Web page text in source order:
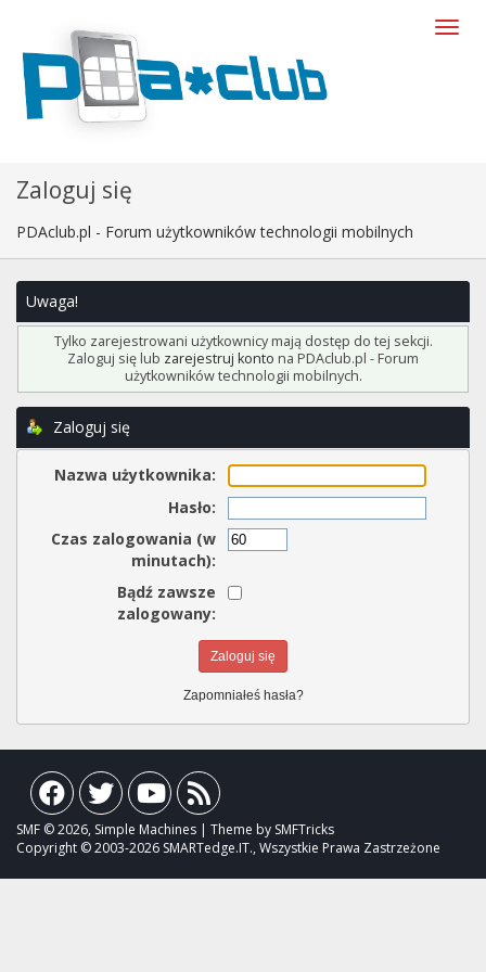
Zaloguj się
PDAclub.pl - Forum użytkowników technologii mobilnych
Uwaga!
Tylko zarejestrowani użytkownicy mają dostęp do tej sekcji.
Zaloguj się lub zarejestruj konto na PDAclub.pl - Forum
użytkowników technologii mobilnych.
Zaloguj się
Nazwa użytkownika:
Hasło:
Czas zalogowania (w
minutach):
Bądź zawsze
zalogowany:
Zapomniałeś hasła?
SMF © 2026, Simple Machines | Theme by SMFTricks
Copyright © 2003-2026 SMARTedge.IT., Wszystkie Prawa Zastrzeżone